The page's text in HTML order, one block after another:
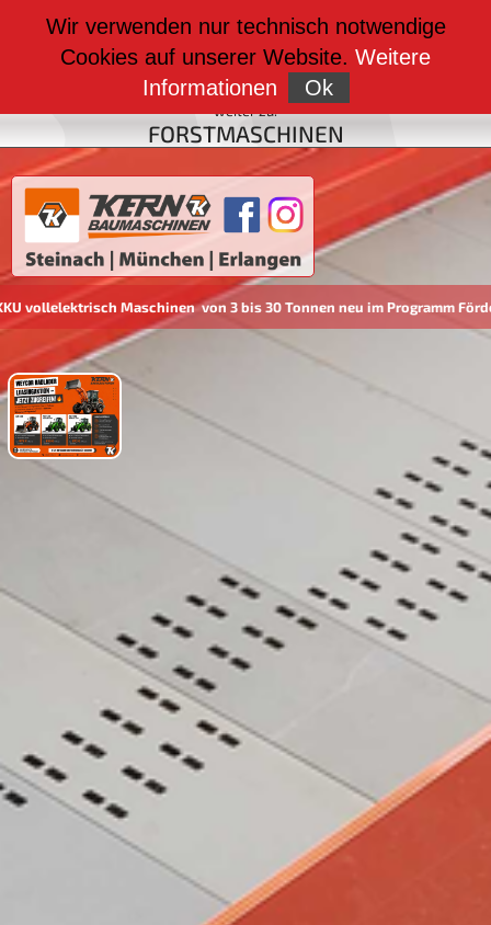
Maschinen von 3 bis 30 Tonnen neu im Programm
BAUMASCHINEN
weiter zu:
FAHRZEUGBAU
weiter zu:
FORSTMASCHINEN
Wir verwenden nur technisch notwendige
Cookies auf unserer Website. Weitere
Informationen
Ok